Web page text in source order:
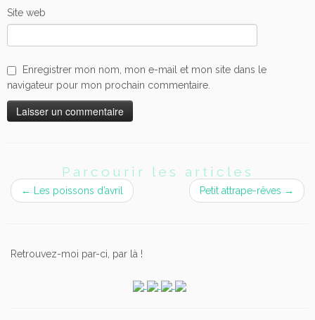
Site web
Enregistrer mon nom, mon e-mail et mon site dans le
navigateur pour mon prochain commentaire.
Parcourir les articles
← Les poissons d’avril Petit attrape-rêves →
Retrouvez-moi par-ci, par là !